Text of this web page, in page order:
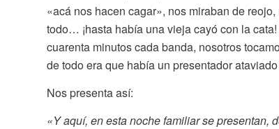
«acá nos hacen cagar», nos miraban de
todo… ¡hasta había una vieja cayó con la
cuarenta minutos cada banda, nosotros
de todo era que había un presentador
Nos presenta así:
«Y aquí, en esta noche familiar se